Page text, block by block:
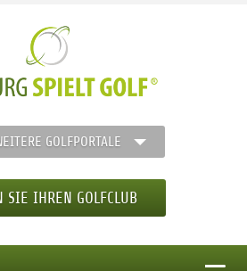
GOLFPORTALE
SIE IHREN GOLFCLUB